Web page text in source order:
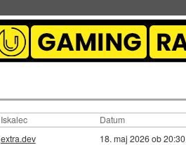
Iskalec Datum
extra.dev 18. maj 2026 ob 20:30